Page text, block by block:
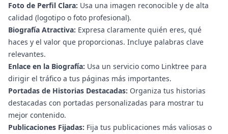
Foto de Perfil Clara: Usa una imagen reconocible y de alta
calidad (logotipo o foto profesional).
Biografía Atractiva: Expresa claramente quién eres, qué
haces y el valor que proporcionas. Incluye palabras clave
relevantes.
Enlace en la Biografía: Usa un servicio como Linktree para
dirigir el tráfico a tus páginas más importantes.
Portadas de Historias Destacadas: Organiza tus historias
destacadas con portadas personalizadas para mostrar tu
mejor contenido.
Publicaciones Fijadas: Fija tus publicaciones más valiosas o